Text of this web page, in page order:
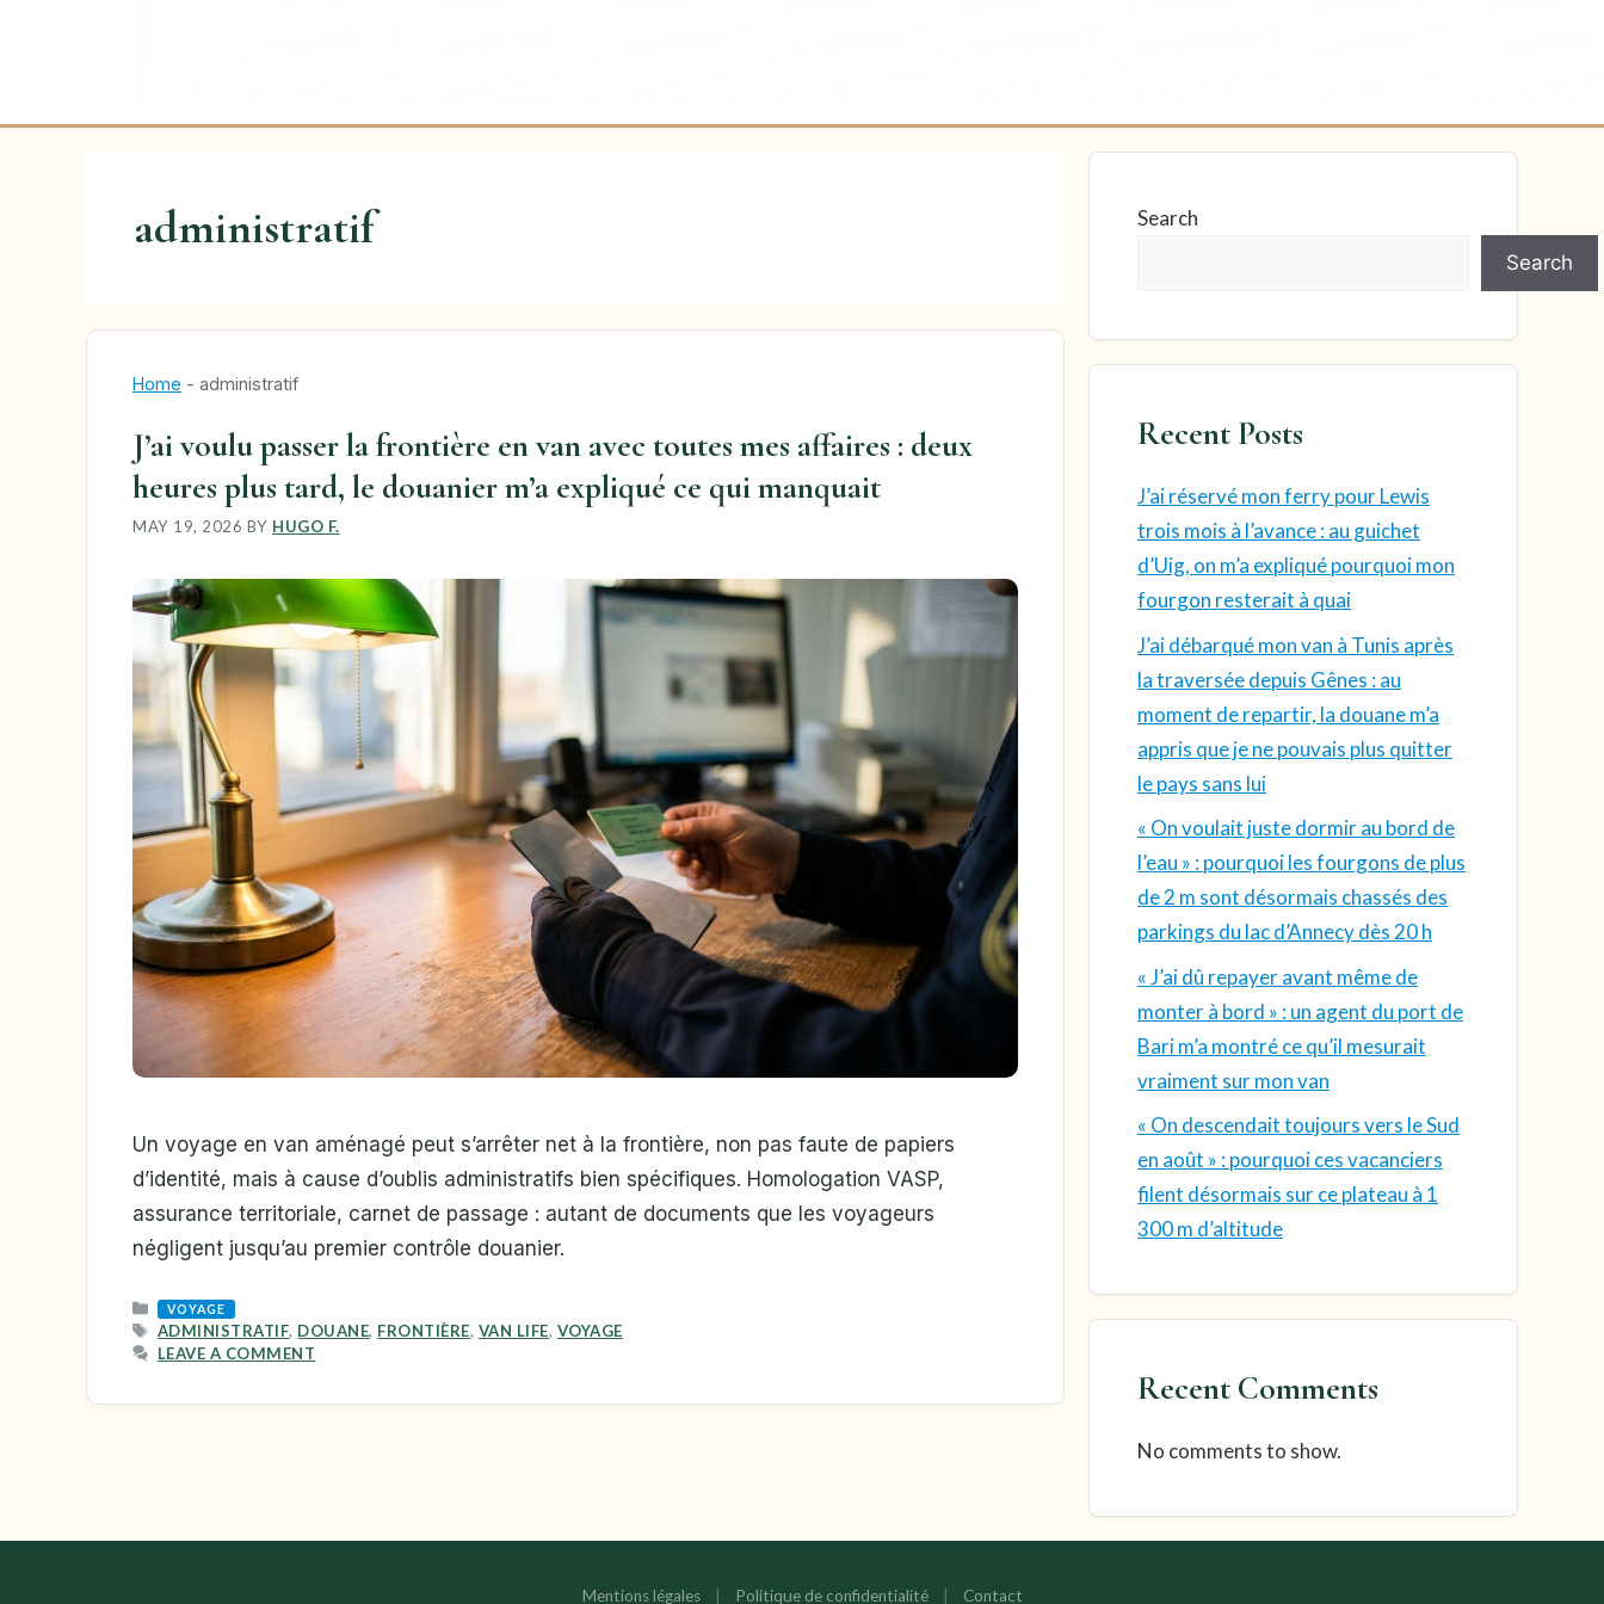
administratif
Home - administratif
J’ai voulu passer la frontière en van avec toutes mes affaires : deux
heures plus tard, le douanier m’a expliqué ce qui manquait
MAY 19, 2026 BY HUGO F.
Un voyage en van aménagé peut s’arrêter net à la frontière, non pas faute de papiers
d’identité, mais à cause d’oublis administratifs bien spécifiques. Homologation VASP,
assurance territoriale, carnet de passage : autant de documents que les voyageurs
négligent jusqu’au premier contrôle douanier.
CATEGORIES
VOYAGE
TAGS
ADMINISTRATIF, DOUANE, FRONTIÈRE, VAN LIFE, VOYAGE
LEAVE A COMMENT
Search
Search
Recent Posts
J’ai réservé mon ferry pour Lewis
trois mois à l’avance : au guichet
d’Uig, on m’a expliqué pourquoi mon
fourgon resterait à quai
J’ai débarqué mon van à Tunis après
la traversée depuis Gênes : au
moment de repartir, la douane m’a
appris que je ne pouvais plus quitter
le pays sans lui
« On voulait juste dormir au bord de
l’eau » : pourquoi les fourgons de plus
de 2 m sont désormais chassés des
parkings du lac d’Annecy dès 20 h
« J’ai dû repayer avant même de
monter à bord » : un agent du port de
Bari m’a montré ce qu’il mesurait
vraiment sur mon van
« On descendait toujours vers le Sud
en août » : pourquoi ces vacanciers
filent désormais sur ce plateau à 1
300 m d’altitude
Recent Comments
No comments to show.
Mentions légales Politique de confidentialité Contact